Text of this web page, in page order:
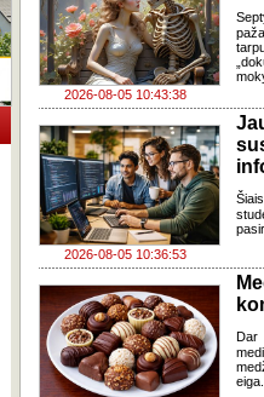
2026-08-05 10:43:38
2026-08-05 10:36:53
Dar